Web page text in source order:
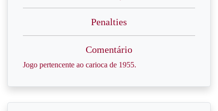
Penalties
Comentário
Jogo pertencente ao carioca de 1955.